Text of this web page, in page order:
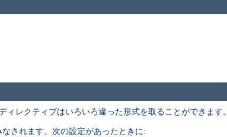
レクティブはいろいろ違った形式を取ることができます。
されます。次の設定があったときに: